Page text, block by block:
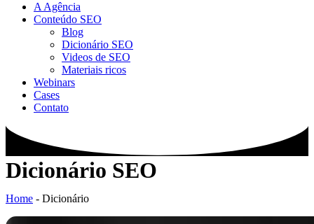
A Agência
Conteúdo SEO
Blog
Dicionário SEO
Videos de SEO
Materiais ricos
Webinars
Cases
Contato
Dicionário SEO
Home - Dicionário